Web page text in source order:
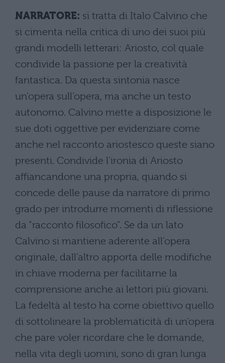
NARRATORE: si tratta di Italo Calvino che
si cimenta nella critica di uno dei suoi più
grandi modelli letterari: Ariosto, col quale
condivide la passione per la creatività
fantastica. Da questa sintonia nasce
un’opera sull’opera, ma anche un testo
autonomo. Calvino mette a disposizione le
sue doti oggettive per evidenziare come
anche nel racconto ariostesco queste siano
presenti. Condivide l’ironia di Ariosto
affiancandone una propria, quando si
concede delle pause da narratore di primo
grado per introdurre momenti di riflessione
da “racconto filosofico”. Se da un lato
Calvino si mantiene aderente all’opera
originale, dall’altro apporta delle modifiche
in chiave moderna per facilitarne la
comprensione anche ai lettori più giovani.
La fedeltà al testo ha come obiettivo quello
di sottolineare la problematicità di un’opera
che pare voler ricordare che le domande,
nella vita degli uomini, sono di gran lunga